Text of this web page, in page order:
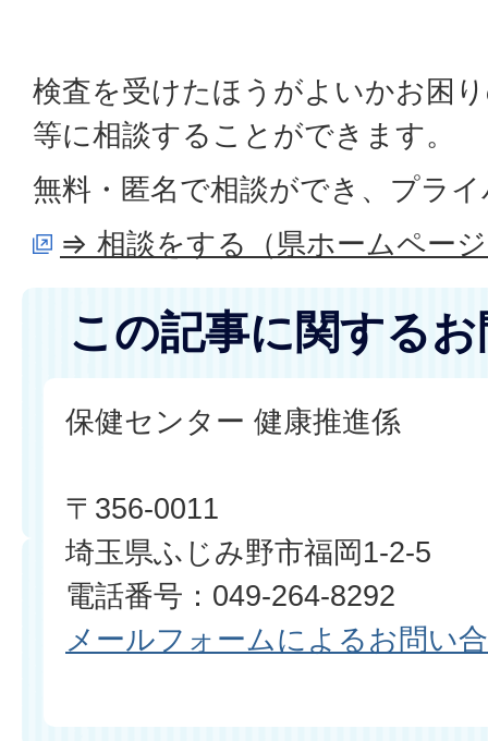
検査を受けたほうがよいかお困
等に相談することができます。
無料・匿名で相談ができ、プラ
⇒ 相談をする（県ホームペー
この記事に関する
保健センター 健康推進係
〒356-0011
埼玉県ふじみ野市福岡1-2-5
電話番号：049-264-8292
メールフォームによるお問い